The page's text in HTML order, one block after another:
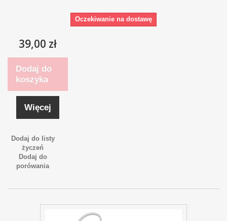
Oczekiwanie na dostawę
39,00 zł
Dodaj do
koszyka
Więcej
Dodaj do listy
życzeń
Dodaj do
porówania